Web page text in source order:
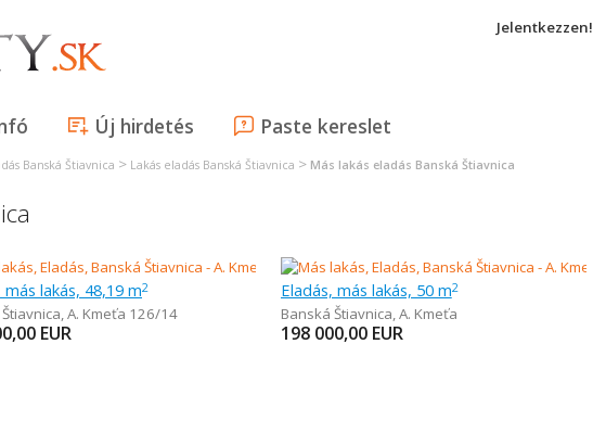
Jelentkezzen!
Új hirdetés Paste kereslet
Banská Štiavnica > Lakás eladás Banská Štiavnica > Más lakás eladás Banská Štiavnica
más lakás, 48,19 m2
,A. Kmeťa 126/14
EUR
Eladás, más lakás, 50 m2
Banská Štiavnica,A. Kmeťa
198 000,00 EUR